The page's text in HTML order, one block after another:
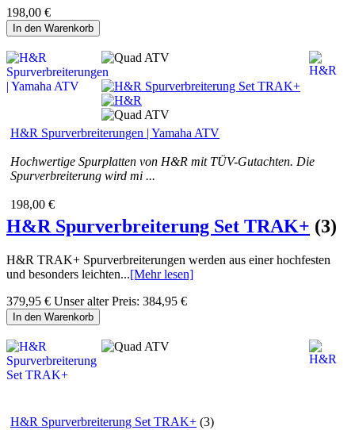
198,00 €
In den Warenkorb
H&R Spurverbreiterungen | Yamaha ATV
Hochwertige Spurplatten von H&R mit TÜV-Gutachten. Die
Spurverbreiterung wird mi ...
198,00 €
H&R Spurverbreiterung Set TRAK+ (3)
H&R TRAK+ Spurverbreiterungen werden aus einer hochfesten
und besonders leichten...[Mehr lesen]
379,95 € Unser alter Preis: 384,95 €
In den Warenkorb
H&R Spurverbreiterung Set TRAK+ (3)